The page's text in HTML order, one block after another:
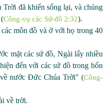
đã khiến sống lại, và chúng
Công-vụ các Sứ-đồ 2:32).
môn đồ và ở với họ trong 40
mặt các sứ đồ, Ngài lấy nhiều
đến với các sứ đồ trong bốn
nước Đức Chúa Trời" (Công-
về trời.